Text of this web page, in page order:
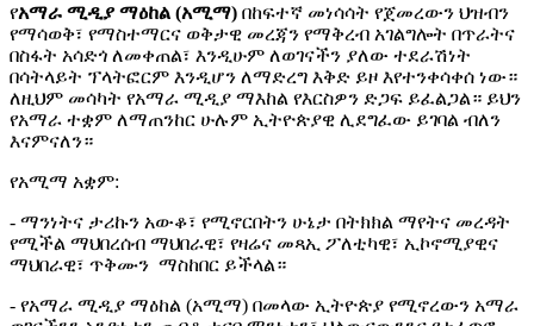
የአማራ ሚዲያ ማዕከል (አሚማ) በከፍተኛ መነሳሳት የጀመረውን ህዝብን
የማሳወቅ፣ የማስተማርና ወቅታዊ መረጃን የማቅረብ አገልግሎት በጥራትና
በስፋት አሳድጎ ለመቀጠል፣ እንዲሁም ለወገናችን ያለው ተደራሽነት
በሳትላይት ፕላትፎርም እንዲሆን ለማድረግ እቅድ ይዞ እየተንቀሳቀሰ ነው።
ለዚህም መሳካት የአማራ ሚዲያ ማእከል የእርስዎን ድጋፍ ይፈልጋል። ይህን
የአማራ ተቋም ለማጠንከር ሁሉም ኢትዮጵያዊ ሊደግፈው ይገባል ብለን
እናምናለን።
የአሚማ አቋም:
- ማንነትና ታሪኩን አውቆ፣ የሚኖርበትን ሁኔታ በትክክል ማየትና መረዳት
የሚችል ማህበረሰብ ማህበራዊ፣ የዛሬና መጻኢ ፖለቲካዊ፣ ኢኮኖሚያዊና
ማህበራዊ፣ ጥቅሙን ማስከበር ይችላል።
- የአማራ ሚዲያ ማዕከል (አሚማ) በመላው ኢትዮጵያ የሚኖረውን አማራ